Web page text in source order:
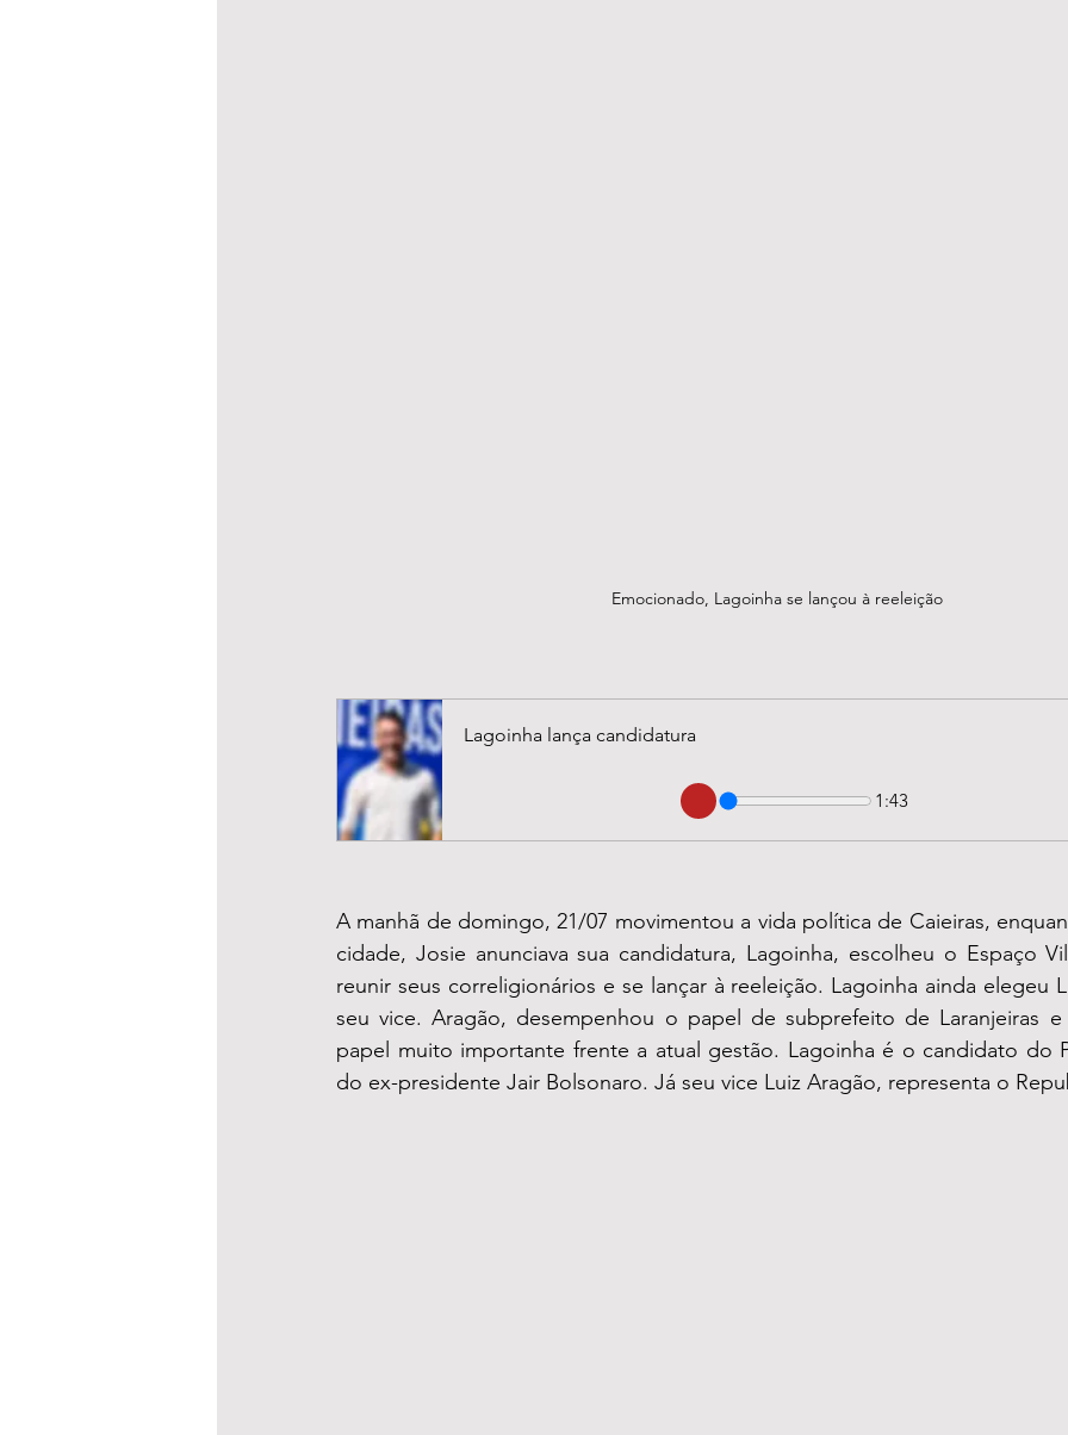
Emocionado, Lagoinha se lançou à reeleição
Lagoinha lança candidatura
1:43
A manhã de domingo, 21/07 movimentou a vida política de Caieiras,
cidade, Josie anunciava sua candidatura, Lagoinha, escolheu o Espaço
reunir seus correligionários e se lançar à reeleição. Lagoinha ainda elegeu
seu vice. Aragão, desempenhou o papel de subprefeito de Laranjeiras
papel muito importante frente a atual gestão. Lagoinha é o candidato do
do ex-presidente Jair Bolsonaro. Já seu vice Luiz Aragão, representa o